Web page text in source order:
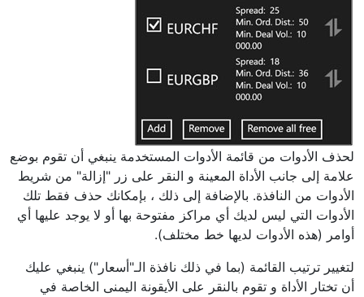
لحذف الأدوات من قائمة الأدوات المستخدمة ينبغي أن تقوم بوضع
علامة إلى جانب الأداة المعينة و النقر على زر "إزالة" من شريط
الأدوات من النافذة. بالإضافة إلى ذلك ، بإمكانك حذف فقط تلك
الأدوات التي ليس لديك أي مراكز مفتوحة بها أو لا يوجد عليها أي
أوامر (هذه الأدوات لديها خط مختلف).
لتغيير ترتيب القائمة (بما في ذلك نافذة الـ"أسعار") ينبغي عليك
أن تختار الأداة و تقوم بالنقر على الأيقونة اليمنى الخاصة في